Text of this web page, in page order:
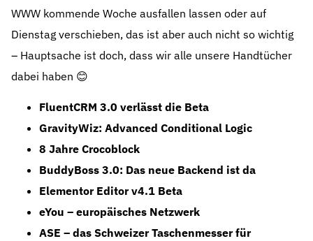
WWW kommende Woche ausfallen lassen oder auf
Dienstag verschieben, das ist aber auch nicht so wichtig
– Hauptsache ist doch, dass wir alle unsere Handtücher
dabei haben 😊
FluentCRM 3.0 verlässt die Beta
GravityWiz: Advanced Conditional Logic
8 Jahre Crocoblock
BuddyBoss 3.0: Das neue Backend ist da
Elementor Editor v4.1 Beta
eYou – europäisches Netzwerk
ASE – das Schweizer Taschenmesser für